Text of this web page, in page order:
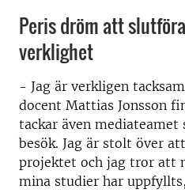
Peris dröm att
verklighet
- Jag är verkligen
docent Mattias Jonsson
tackar även
besök. Jag är stolt över
projektet och jag tror att
mina studier har